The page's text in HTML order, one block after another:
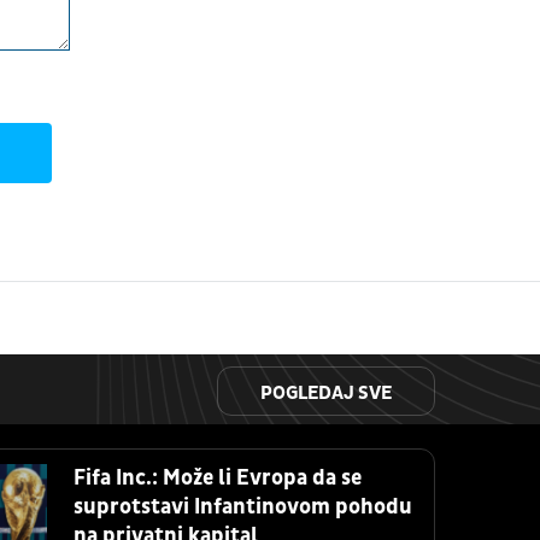
POGLEDAJ SVE
Fifa Inc.: Može li Evropa da se
suprotstavi Infantinovom pohodu